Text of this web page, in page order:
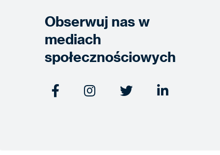
Obserwuj nas w
mediach
społecznościowych
   